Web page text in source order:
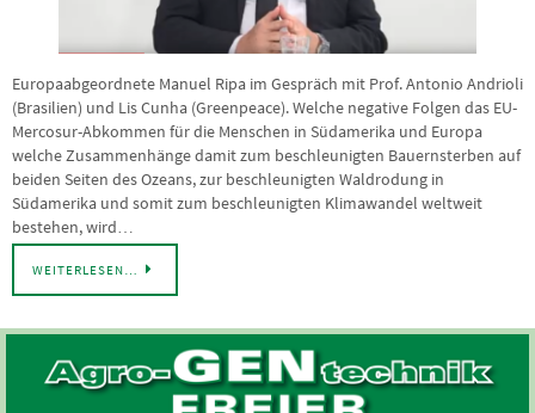
Europaabgeordnete Manuel Ripa im Gespräch mit Prof. Antonio Andrioli
(Brasilien) und Lis Cunha (Greenpeace). Welche negative Folgen das EU-
Mercosur-Abkommen für die Menschen in Südamerika und Europa
welche Zusammenhänge damit zum beschleunigten Bauernsterben auf
beiden Seiten des Ozeans, zur beschleunigten Waldrodung in
Südamerika und somit zum beschleunigten Klimawandel weltweit
bestehen, wird…
WEITERLESEN…